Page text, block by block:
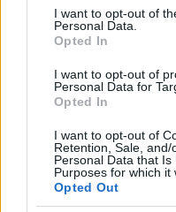
consent section.
I want to opt-out of
Personal Data.
Opted In
I want to opt-out of
Personal Data for
Opted In
I want to opt-out of
Retention, Sale,
Personal Data that
Purposes for which it
Opted Out
A BAROKK ÖSSZES
KIVÁLÓ PROGRAM
GYŐRBEN